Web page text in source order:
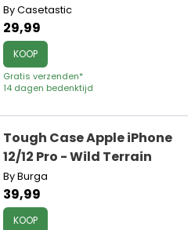
By Casetastic
29,99
KOOP
Gratis verzenden*
14 dagen bedenktijd
Tough Case Apple iPhone
12/12 Pro - Wild Terrain
By Burga
39,99
KOOP